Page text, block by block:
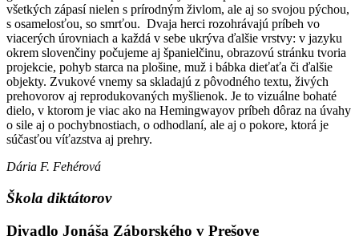
všetkých zápasí nielen s prírodným živlom, ale aj so svojou pýchou,
s osamelosťou, so smrťou. Dvaja herci rozohrávajú príbeh vo
viacerých úrovniach a každá v sebe ukrýva ďalšie vrstvy: v jazyku
okrem slovenčiny počujeme aj španielčinu, obrazovú stránku tvoria
projekcie, pohyb starca na plošine, muž i bábka dieťaťa či ďalšie
objekty. Zvukové vnemy sa skladajú z pôvodného textu, živých
prehovorov aj reprodukovaných myšlienok. Je to vizuálne bohaté
dielo, v ktorom je viac ako na Hemingwayov príbeh dôraz na úvahy
o sile aj o pochybnostiach, o odhodlaní, ale aj o pokore, ktorá je
súčasťou víťazstva aj prehry.
Dária F. Fehérová
Škola diktátorov
Divadlo Jonáša Záborského v Prešove